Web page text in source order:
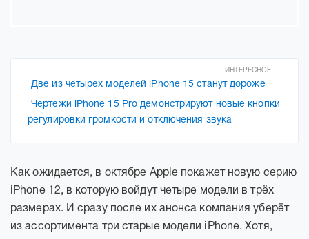
ИНТЕРЕСНОЕ
Две из четырех моделей iPhone 15 станут дороже
Чертежи iPhone 15 Pro демонстрируют новые кнопки
регулировки громкости и отключения звука
Как ожидается, в октябре Apple покажет новую серию
iPhone 12, в которую войдут четыре модели в трёх
размерах. И сразу после их анонса компания уберёт
из ассортимента три старые модели iPhone. Хотя,